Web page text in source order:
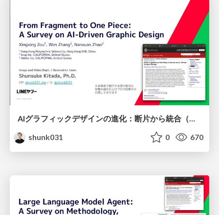
AIグラフィックデザインの進化：断片から統合（One Piece）へ / From Fragment to One Piece: A Survey on AI-Driven Graphic Design
shunk031
0 670